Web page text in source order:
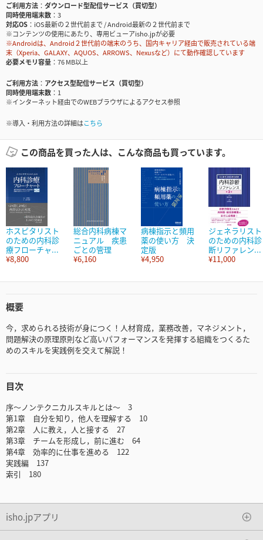
ご利用方法
ダウンロード型配信サービス（買切型）
同時使用端末数
3
対応OS
iOS最新の２世代前まで / Android最新の２世代前まで
※コンテンツの使用にあたり、専用ビューアisho.jpが必要
※Androidは、Android２世代前の端末のうち、国内キャリア経由で販売されている端
末（Xperia、GALAXY、AQUOS、ARROWS、Nexusなど）にて動作確認しています
必要メモリ容量
76 MB以上
ご利用方法
アクセス型配信サービス（買切型）
同時使用端末数
1
※インターネット経由でのWEBブラウザによるアクセス参照
※導入・利用方法の詳細はこちら
この商品を買った人は、こんな商品も買っています。
ホスピタリスト
のための内科診
療フローチャ...
¥8,800
総合内科病棟マ
ニュアル 疾患
ごとの管理
¥6,160
病棟指示と頻用
薬の使い方 決
定版
¥4,950
ジェネラリスト
のための内科診
断リファレン...
¥11,000
概要
今，求められる技術が身につく！人材育成，業務改善，マネジメント，
問題解決の原理原則など高いパフォーマンスを発揮する組織をつくるた
めのスキルを実践例を交えて解説！
目次
序～ノンテクニカルスキルとは～ 3
第1章 自分を知り，他人を理解する 10
第2章 人に教え，人と接する 27
第3章 チームを形成し，前に進む 64
第4章 効率的に仕事を進める 122
実践編 137
索引 180
isho.jpアプリ